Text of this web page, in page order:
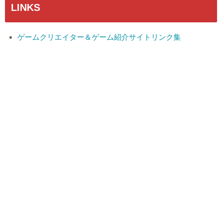
LINKS
ゲームクリエイター＆ゲーム紹介サイトリンク集